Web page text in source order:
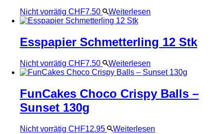
Nicht vorrätig CHF7.50 Weiterlesen
Esspapier Schmetterling 12 Stk
Nicht vorrätig CHF7.50 Weiterlesen
FunCakes Choco Crispy Balls –
Sunset 130g
Nicht vorrätig CHF12.95
Weiterlesen